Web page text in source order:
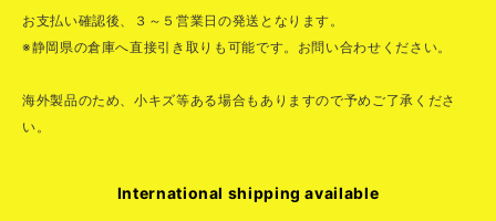
お支払い確認後、３～５営業日の発送となります。
※静岡県の倉庫へ直接引き取りも可能です。お問い合わせください。
海外製品のため、小キズ等ある場合もありますので予めご了承くださ
い。
International shipping available